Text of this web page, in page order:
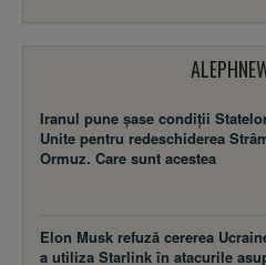
Iranul pune șase condiții
Unite pentru redeschiderea
Ormuz. Care sunt acestea
Elon Musk refuză cererea
a utiliza Starlink în atacurile